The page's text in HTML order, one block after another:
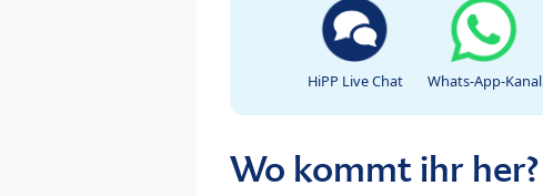
HiPP Live Chat Whats-App-Kanal
Wo kommt ihr her?